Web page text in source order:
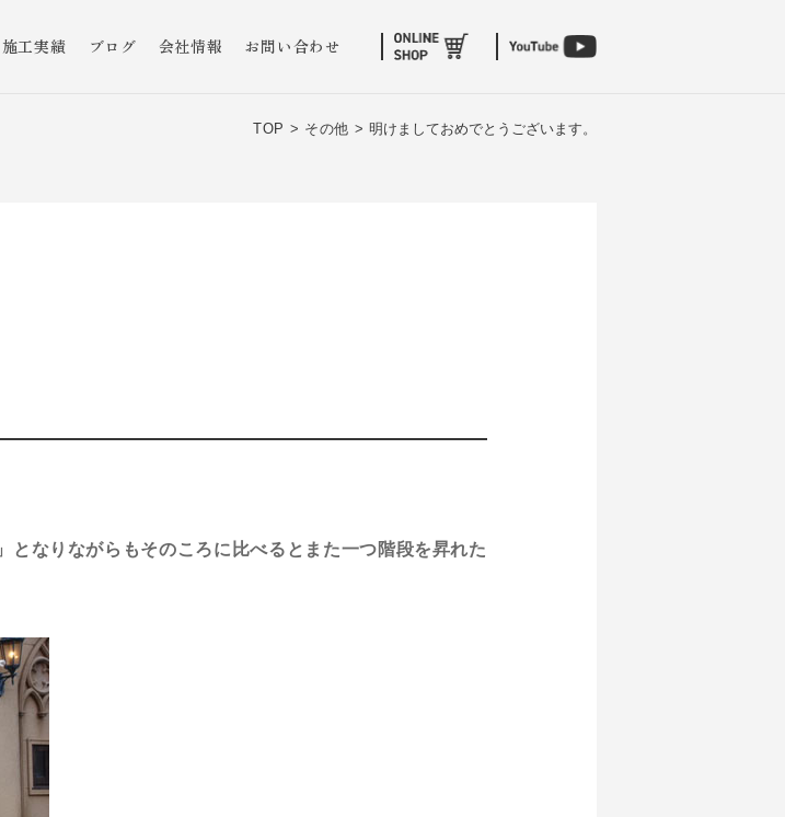
施工実績 ブログ 会社情報 お問い合わせ
TOP > その他 > 明けましておめでとうございます。
」となりながらもそのころに比べるとまた一つ階段を昇れた